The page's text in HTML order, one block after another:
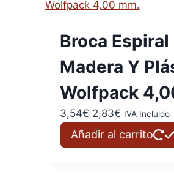
Broca Espiral
Madera Y
Wolfpack
3,54€ El
precio
original
2,83€El
precio
actual
IVA Incluido
Añadir al carrito